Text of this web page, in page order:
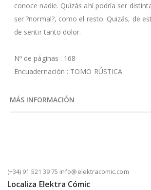
conoce nadie. Quizás ahí podría ser
ser ?normal?, como el resto. Quizás, de
de sentir tanto dolor.
Nº de páginas : 168
Encuadernación : TOMO RÚSTICA
MÁS INFORMACIÓN
(+34) 91 521 39 75 info@elektracomic.com
Localiza Elektra Cómic